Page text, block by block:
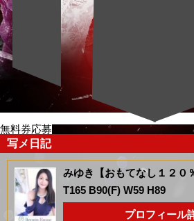
無料券応募
写メ日記
みゆき【おもてなし１２０
T165 B90(F) W59 H89
プロフィール